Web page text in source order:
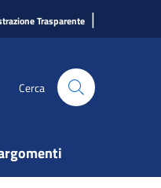
Trasparente |
Cerca